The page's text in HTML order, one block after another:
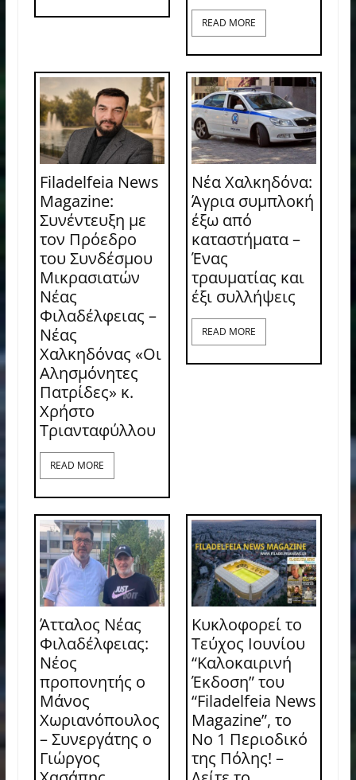
READ MORE
Filadelfeia News
Magazine:
Συνέντευξη με
τον Πρόεδρο
του Συνδέσμου
Μικρασιατών
Νέας
Φιλαδέλφειας –
Νέας
Χαλκηδόνας «Οι
Αλησμόνητες
Πατρίδες» κ.
Χρήστο
Τριανταφύλλου
READ MORE
Νέα Χαλκηδόνα:
Άγρια συμπλοκή
έξω από
καταστήματα –
Ένας
τραυματίας και
έξι συλλήψεις
READ MORE
Άτταλος Νέας
Φιλαδέλφειας:
Νέος
προπονητής ο
Μάνος
Χωριανόπουλος
– Συνεργάτης ο
Γιώργος
Κυκλοφορεί το
Τεύχος Ιουνίου
“Καλοκαιρινή
Έκδοση” του
“Filadelfeia News
Magazine”, το
Νο 1 Περιοδικό
της Πόλης! –